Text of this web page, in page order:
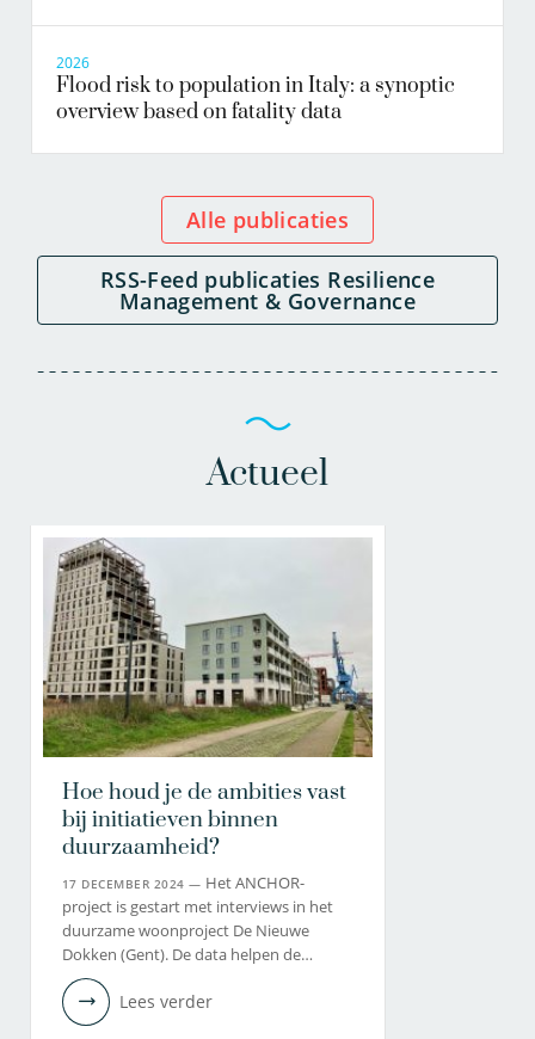
2026
Flood risk to population in Italy: a synoptic
overview based on fatality data
Alle publicaties
RSS-Feed publicaties Resilience
Management & Governance
Actueel
Hoe houd je de ambities vast
bij initiatieven binnen
duurzaamheid?
17 DECEMBER 2024 — Het ANCHOR-
project is gestart met interviews in het
duurzame woonproject De Nieuwe
Dokken (Gent). De data helpen de…
Lees verder